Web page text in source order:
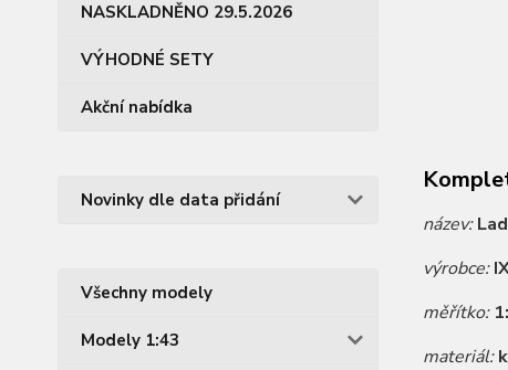
NASKLADNĚNO 29.5.2026
VÝHODNÉ SETY
Akční nabídka
Novinky dle data přidání
Všechny modely
Modely 1:43
název:
výrobce:
měřítko:
materiál: